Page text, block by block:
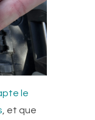
le
, et que